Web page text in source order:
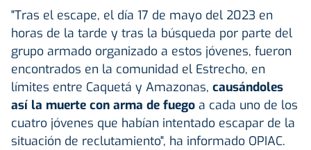
"Tras el escape, el día 17 de mayo del 2023 en
horas de la tarde y tras la búsqueda por parte del
grupo armado organizado a estos jóvenes, fueron
encontrados en la comunidad el Estrecho, en
límites entre Caquetá y Amazonas, causándoles
así la muerte con arma de fuego a cada uno de los
cuatro jóvenes que habían intentado escapar de la
situación de reclutamiento", ha informado OPIAC.